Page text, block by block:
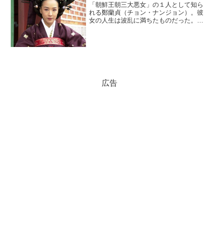
「朝鮮王朝三大悪女」の１人として知ら
れる鄭蘭貞（チョン・ナンジョン）。彼
女の人生は波乱に満ちたものだった。鄭
広告